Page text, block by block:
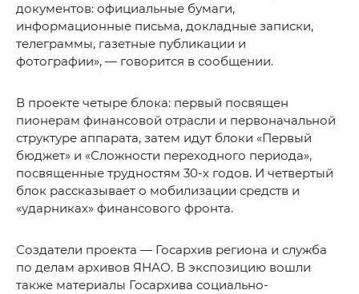
документов: официальные бумаги,
информационные письма, докладные записки,
телеграммы, газетные публикации и
фотографии», — говорится в сообщении.
В проекте четыре блока: первый посвящен
пионерам финансовой отрасли и первоначальной
структуре аппарата, затем идут блоки «Первый
бюджет» и «Сложности переходного периода»,
посвященные трудностям 30-х годов. И четвертый
блок рассказывает о мобилизации средств и
«ударниках» финансового фронта.
Создатели проекта — Госархив региона и служба
по делам архивов ЯНАО. В экспозицию вошли
также материалы Госархива социально-